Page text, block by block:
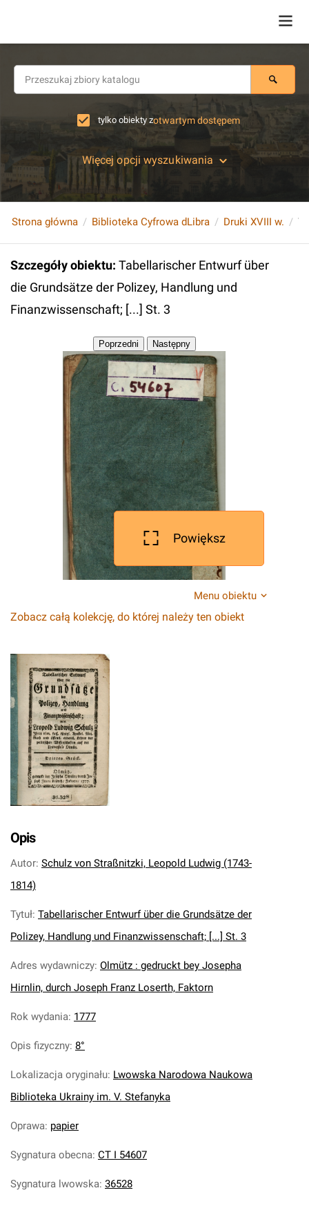
tylko obiekty zotwartym dostępem
Więcej opcji wyszukiwania
Strona główna Biblioteka Cyfrowa dLibra Druki XVIII w.
Szczegóły obiektu: Tabellarischer Entwurf über
die Grundsätze der Polizey, Handlung und
Finanzwissenschaft; [...] St. 3
Powiększ
Menu obiektu
Zobacz całą kolekcję, do której należy ten obiekt
Opis
Autor: Schulz von Straßnitzki, Leopold Ludwig (1743-
1814)
Tytuł: Tabellarischer Entwurf über die Grundsätze der
Polizey, Handlung und Finanzwissenschaft; [...] St. 3
Adres wydawniczy: Olmütz : gedruckt bey Josepha
Hirnlin, durch Joseph Franz Loserth, Faktorn
Rok wydania: 1777
Opis fizyczny: 8°
Lokalizacja oryginału: Lwowska Narodowa Naukowa
Biblioteka Ukrainy im. V. Stefanyka
Oprawa: papier
Sygnatura obecna: CT I 54607
Sygnatura lwowska: 36528